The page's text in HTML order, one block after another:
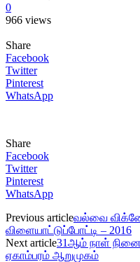
0
966 views
Share
Facebook
Twitter
Pinterest
WhatsApp
Share
Facebook
Twitter
Pinterest
WhatsApp
Previous articleவல்வை
விளையாட்டுப்போட்டி – 2016
Next article31ஆம் நாள்
ஏகாம்பரம் ஆறுமுகம்